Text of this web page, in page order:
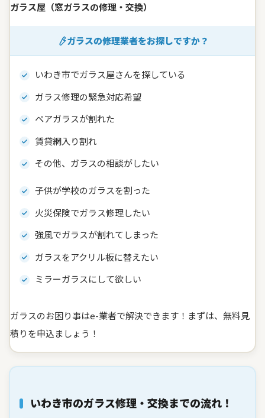
ガラス屋（窓ガラスの修理・交換）
ガラスの修理業者をお探しですか？
いわき市でガラス屋さんを探している
ガラス修理の緊急対応希望
ペアガラスが割れた
賃貸網入り割れ
その他、ガラスの相談がしたい
子供が学校のガラスを割った
火災保険でガラス修理したい
強風でガラスが割れてしまった
ガラスをアクリル板に替えたい
ミラーガラスにして欲しい
ガラスのお困り事はe-業者で解決できます！まずは、無料見
積りを申込ましょう！
いわき市のガラス修理・交換までの流れ！